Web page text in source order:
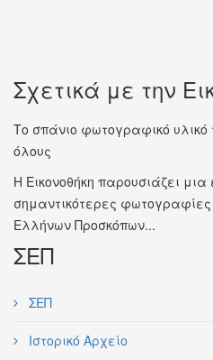
Σχετικά με την
Το σπάνιο φωτογραφικό
όλους
Η Εικονοθήκη παρουσιάζει μια
σημαντικότερες
Ελλήνων Προσκόπων...
ΣΕΠ
ΣΕΠ
Ιστορικό Αρχείο